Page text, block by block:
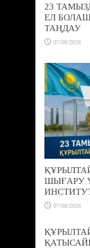
23
ЕЛ
ТАҢДАУ
07/08/2026
ШЫҒАРУ
07/08/2026